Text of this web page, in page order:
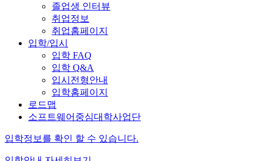
졸업생 인터뷰
취업정보
취업홈페이지
입학/입시
입학 FAQ
입학 Q&A
입시전형안내
입학홈페이지
로드맵
소프트웨어중심대학사업단
입학정보를 확인 할 수 있습니다.